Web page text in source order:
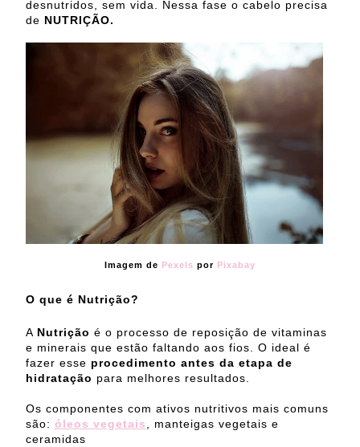
desnutridos, sem vida. Nessa fase o cabelo precisa
de NUTRIÇÃO.
Imagem de Pexels por Pixabay
O que é Nutrição?
A Nutrição é o processo de reposição de vitaminas
e minerais que estão faltando aos fios. O ideal é
fazer esse procedimento antes da etapa de
hidratação para melhores resultados.
Os componentes com ativos nutritivos mais comuns
são: óleos vegetais, manteigas vegetais e
ceramidas